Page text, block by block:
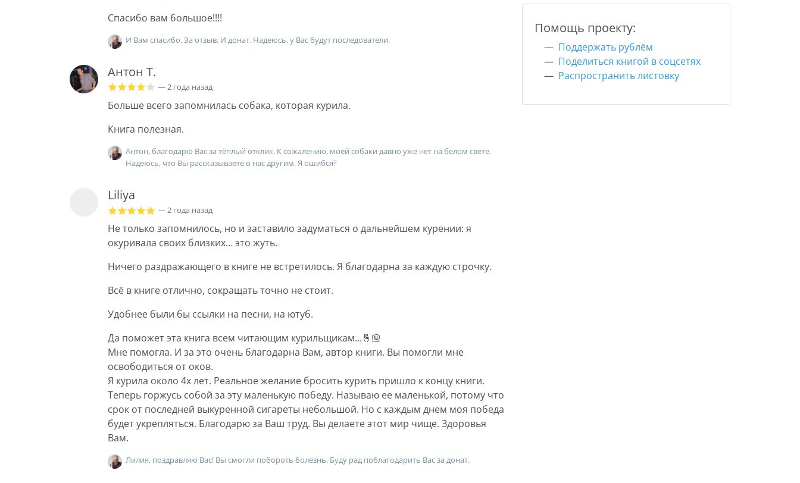
Спасибо вам большое!!!!
И Вам спасибо. За отзыв. И донат. Надеюсь, у Вас будут последователи.
Антон Т.
— 2 года назад
Больше всего запомнилась собака, которая курила.
Книга полезная.
Антон, благодарю Вас за тёплый отклик. К сожалению, моей собаки давно уже нет на белом свете.
Надеюсь, что Вы рассказываете о нас другим. Я ошибся?
Liliya
— 2 года назад
Не только запомнилось, но и заставило задуматься о дальнейшем курении: я
окуривала своих близких… это жуть.
Ничего раздражающего в книге не встретилось. Я благодарна за каждую строчку.
Всё в книге отлично, сокращать точно не стоит.
Удобнее были бы ссылки на песни, на ютуб.
Да поможет эта книга всем читающим курильщикам…🤞🏼
Мне помогла. И за это очень благодарна Вам, автор книги. Вы помогли мне
освободиться от оков.
Я курила около 4х лет. Реальное желание бросить курить пришло к концу книги.
Теперь горжусь собой за эту маленькую победу. Называю ее маленькой, потому что
срок от последней выкуренной сигареты небольшой. Но с каждым днем моя победа
будет укрепляться. Благодарю за Ваш труд. Вы делаете этот мир чище. Здоровья
Вам.
Лилия, поздравляю Вас! Вы смогли побороть болезнь. Буду рад поблагодарить Вас за донат.
Помощь проекту:
Поддержать рублём
Поделиться книгой в соцсетях
Распространить листовку